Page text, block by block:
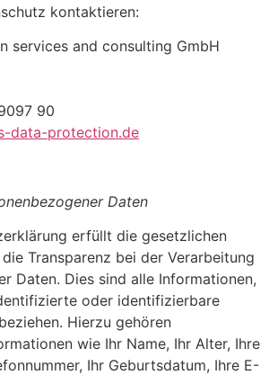
kontaktieren:
services and consulting GmbH
90
data-protection.de
Daten
erfüllt die gesetzlichen
Transparenz bei der Verarbeitung
Daten. Dies sind alle Informationen,
oder identifizierbare
Hierzu gehören
wie Ihr Name, Ihr Alter, Ihre
Ihr Geburtsdatum, Ihre E-